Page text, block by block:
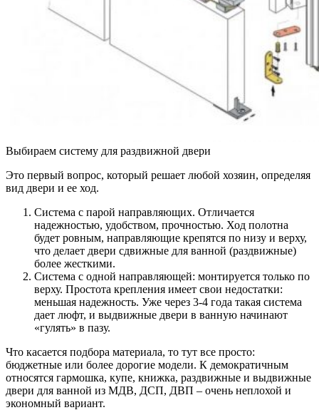
Выбираем систему для раздвижной двери
Это первый вопрос, который решает любой хозяин, определяя
вид двери и ее ход.
Система с парой направляющих. Отличается
надежностью, удобством, прочностью. Ход полотна
будет ровным, направляющие крепятся по низу и верху,
что делает двери сдвижные для ванной (раздвижные)
более жесткими.
Система с одной направляющей: монтируется только по
верху. Простота крепления имеет свои недостатки:
меньшая надежность. Уже через 3-4 года такая система
дает люфт, и выдвижные двери в ванную начинают
«гулять» в пазу.
Что касается подбора материала, то тут все просто:
бюджетные или более дорогие модели. К демократичным
относятся гармошка, купе, книжка, раздвижные и выдвижные
двери для ванной из МДВ, ДСП, ДВП – очень неплохой и
экономный вариант.